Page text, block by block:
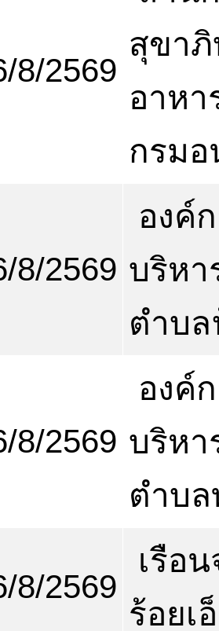
8/2569
สุขา
อาหา
กรม
8/2569
องค์
บริหา
ตำบ
8/2569
องค์
บริหา
ตำบล
8/2569
เรือ
ร้อยเ